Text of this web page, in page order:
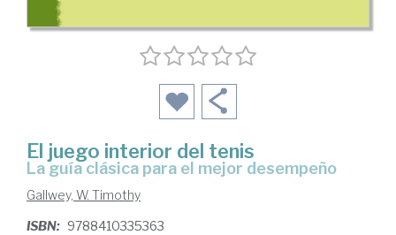
El juego interior del tenis
La guía clásica para el mejor desempeño
Gallwey, W. Timothy
ISBN: 9788410335363